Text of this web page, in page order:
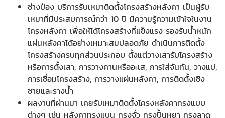
ช่างป๋อง บริการรับเหมาติดตั้งโครงสร้างหลังคา เป็นผู้รับ
เหมาที่มีประสบการณ์กว่า 10 ปี มีความรู้ความเข้าใจในงาน
โครงหลังคา เพื่อให้ได้โครงสร้างที่แข็งแรง รองรับน้ำหนัก
แผ่นหลังคาได้อย่างเหมาะสมปลอดภัย ดำเนินการติดตั้ง
โครงสร้างครบทุกส่วนประกอบ ตั้งแต่วางเสารับโครงสร้าง
หรือการตั้งเสา, การวางคานหรืออะเส, การใส่จันทัน, วางแป,
การเชื่อมโครงสร้าง, การวางแผ่นหลังคา, การติดตั้งเชิง
ชายและรางน้ำ
ผลงานที่ผ่านมา เคยรับเหมาติดตั้งโครงหลังคาทรงแบบ
ต่างๆ เช่น หลังคาทรงแบน ทรงจั่ว ทรงปั้นหยา ทรงลาด